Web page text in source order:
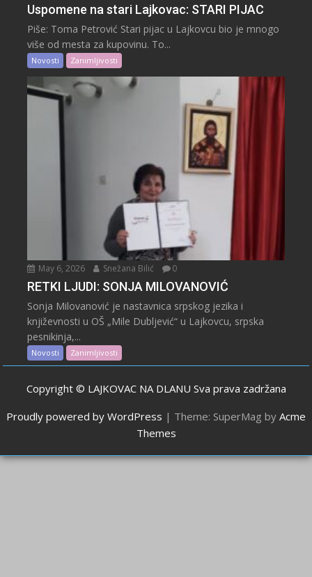
Uspomene na stari Lajkovac: STARI PIJAC
Piše: Toma Petrović Stari pijac u Lajkovcu bio je mnogo
više od mesta za kupovinu. To...
Novosti Zanimljivosti
May 6, 2026 Snežana Bilić 0
RETKI LJUDI: SONJA MILOVANOVIĆ
Sonja Milovanović je nastavnica srpskog jezika i
književnosti u OŠ „Mile Dubljević“ u Lajkovcu, srpska
pesnikinja,...
Novosti Zanimljivosti
Copyright © LAJKOVAC NA DLANU Sva prava zadržana
Proudly powered by WordPress | Theme: SuperMag by Acme
Themes